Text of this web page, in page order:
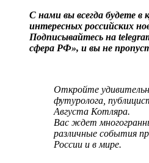
С нами вы всегда будете в
интересных российских
Подписывайтесь на
сфера РФ», и вы не
Откройте
футуролога,
Августа Котляра.
Вас ждет
различные события
России и в мире.